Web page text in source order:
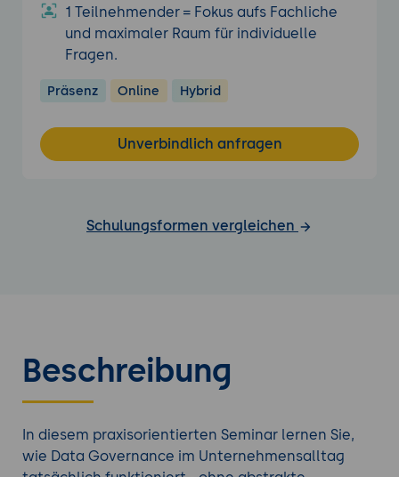
1 Teilnehmender = Fokus aufs Fachliche
und maximaler Raum für individuelle
Fragen.
Präsenz Online Hybrid
Unverbindlich anfragen
Schulungsformen vergleichen
Beschreibung
In diesem praxisorientierten Seminar lernen Sie,
wie Data Governance im Unternehmensalltag